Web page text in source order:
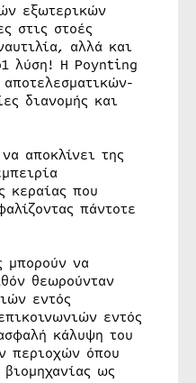
εξωτερικών
στις στοές
αλλά και
λύση! Η Poynting
διανομής και
αποκλίνει της
κεραίας που
πάντοτε
μπορούν να
θεωρούνταν
εντός
εντός
κάλυψη του
περιοχών όπου
ως